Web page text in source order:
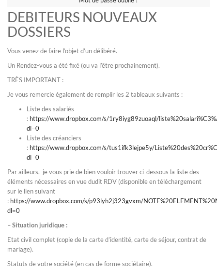
DEBITEURS NOUVEAUX
DOSSIERS
Vous venez de faire l’objet d’un délibéré.
Un Rendez-vous a été fixé (ou va l’être prochainement).
TRÈS IMPORTANT :
Je vous remercie également de remplir les 2 tableaux suivants :
Liste des salariés
: https://www.dropbox.com/s/1ry8iyg89zuoaql/
dl=0
Liste des créanciers
: https://www.dropbox.com/s/tus1ifk3lejpe5y/
dl=0
Par ailleurs, je vous prie de bien vouloir trouver ci-dessous la liste des
éléments nécessaires en vue dudit RDV (disponible en téléchargement
sur le lien suivant
: https://www.dropbox.com/s/p93lyh2j323gvxm/
dl=0
– Situation juridique :
Etat civil complet (copie de la carte d’identité, carte de séjour, contrat de
mariage).
Statuts de votre société (en cas de forme sociétaire).